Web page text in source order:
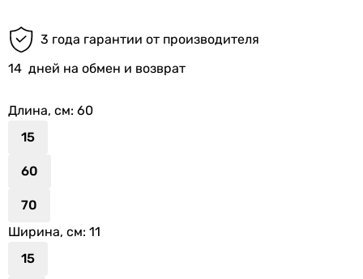
3 года гарантии от производителя
14 дней на обмен и возврат
Длина, см: 60
15
60
70
Ширина, см: 11
15